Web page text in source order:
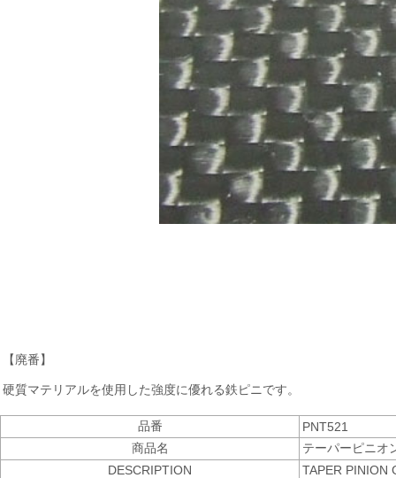
【廃番】
硬質マテリアルを使用した強度に優れる鉄ピニです。
品番
PNT521
商品名
テーパーピニ
DESCRIPTION
TAPER PINION